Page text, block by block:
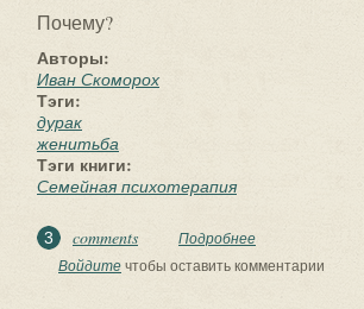
Почему?
Авторы:
Иван Скоморох
Тэги:
дурак
женитьба
Тэги книги:
Семейная психотерапия
3 comments Подробнее
Войдитечтобы оставить комментарии